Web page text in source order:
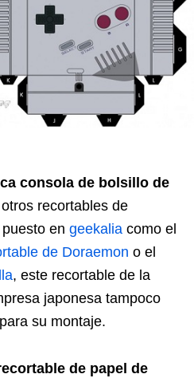
consola de bolsillo de
recortables de
en geekalia como el
de Doraemon o el
, este recortable de la
japonesa tampoco
su montaje.
de papel de